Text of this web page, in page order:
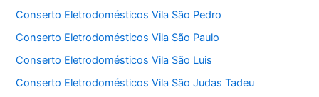
Conserto Eletrodomésticos Vila São Pedro
Conserto Eletrodomésticos Vila São Paulo
Conserto Eletrodomésticos Vila São Luis
Conserto Eletrodomésticos Vila São Judas Tadeu